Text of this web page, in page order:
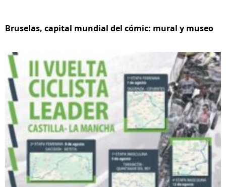
Bruselas, capital mundial del cómic: mural y museo